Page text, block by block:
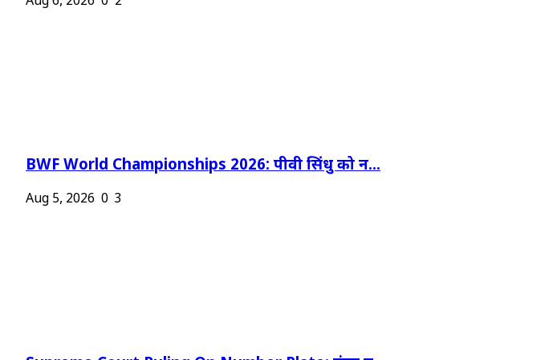
BWF World Championships 2026: पीवी सिंधु को न...
Aug 5, 2026 0 3